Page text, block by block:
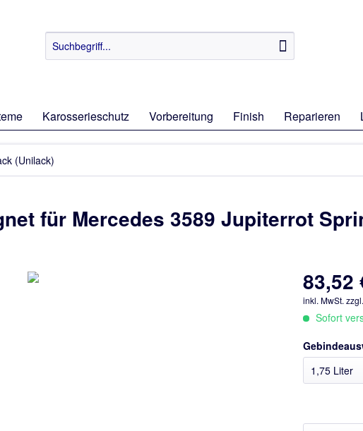
Karosserieschutz Vorbereitung Finish Reparieren
(Unilack)
für Mercedes 3589 Jupiterrot
83,52
inkl. MwSt.
Sofort